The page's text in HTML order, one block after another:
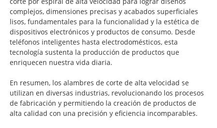
complejos, dimensiones precisas y acabados superficiales
lisos, fundamentales para la funcionalidad y la estética de
dispositivos electrónicos y productos de consumo. Desde
teléfonos inteligentes hasta electrodomésticos, esta
tecnología sustenta la producción de productos que
enriquecen nuestra vida diaria.
En resumen, los alambres de corte de alta velocidad se
utilizan en diversas industrias, revolucionando los procesos
de fabricación y permitiendo la creación de productos de
alta calidad con una precisión y eficiencia incomparables.